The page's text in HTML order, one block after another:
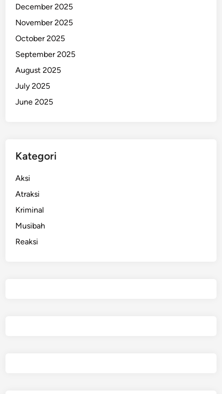
December 2025
November 2025
October 2025
September 2025
August 2025
July 2025
June 2025
Kategori
Aksi
Atraksi
Kriminal
Musibah
Reaksi